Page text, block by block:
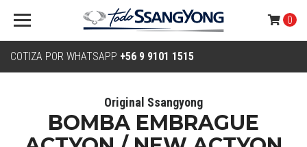
COTIZA POR WHATSAPP +56 9 9101 1515
0
Original Ssangyong
BOMBA EMBRAGUE